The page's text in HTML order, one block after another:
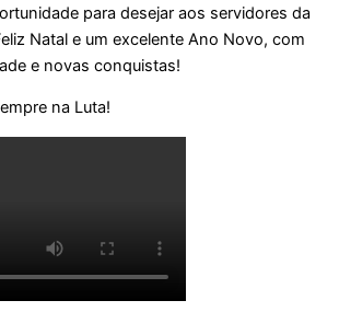
para desejar aos servidores da
Natal e um excelente Ano Novo, com
e novas conquistas!
na Luta!